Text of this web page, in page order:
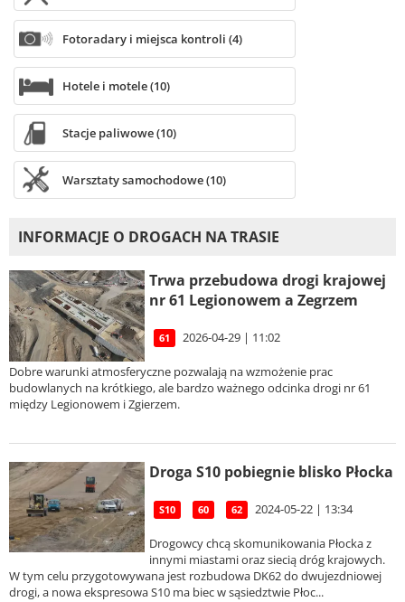
Fotoradary i miejsca kontroli (4)
Hotele i motele (10)
Stacje paliwowe (10)
Warsztaty samochodowe (10)
INFORMACJE O DROGACH NA TRASIE
Trwa przebudowa drogi krajowej
nr 61 Legionowem a Zegrzem
61 2026-04-29 | 11:02
Dobre warunki atmosferyczne pozwalają na wzmożenie prac
budowlanych na krótkiego, ale bardzo ważnego odcinka drogi nr 61
między Legionowem i Zgierzem.
Droga S10 pobiegnie blisko Płocka
S10 60 62 2024-05-22 | 13:34
Drogowcy chcą skomunikowania Płocka z
innymi miastami oraz siecią dróg krajowych.
W tym celu przygotowywana jest rozbudowa DK62 do dwujezdniowej
drogi, a nowa ekspresowa S10 ma biec w sąsiedztwie Płoc...